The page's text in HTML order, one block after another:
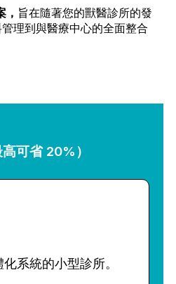
， 旨在隨著您的獸醫診所的發
理到與醫療中心的全面整合
可省 20%）
系統的小型診所。